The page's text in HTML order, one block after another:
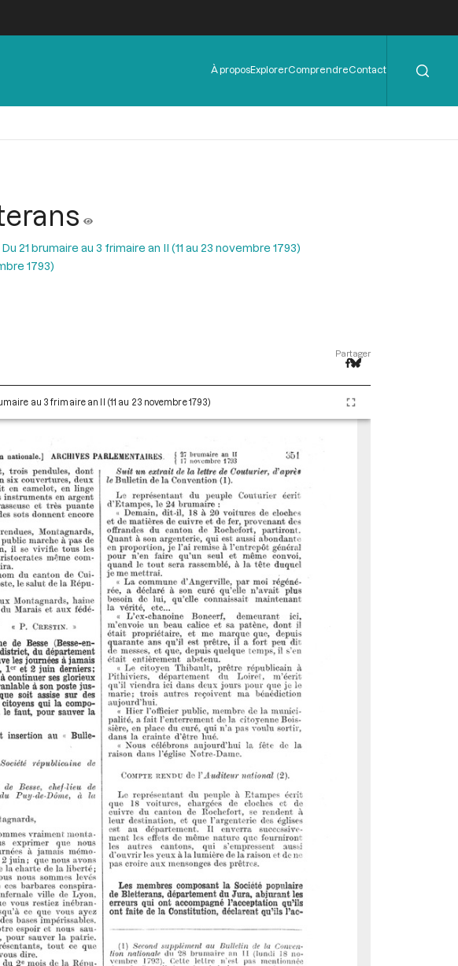
Menu
de
À proposExplorerComprendreContact
21 brumaire au 3 frimaire an II (11 au 23 novembre 1793)
1793)
Partager
au 3 frimaire an II (11 au 23 novembre 1793)